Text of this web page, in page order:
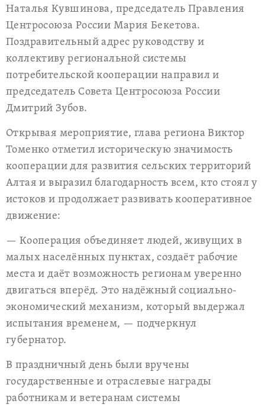
Наталья Кувшинова, председатель Правления
Центросоюза России Мария Бекетова.
Поздравительный адрес руководству и
коллективу региональной системы
потребительской кооперации направил и
председатель Совета Центросоюза России
Дмитрий Зубов.
Открывая мероприятие, глава региона Виктор
Томенко отметил историческую значимость
кооперации для развития сельских территорий
Алтая и выразил благодарность всем, кто стоял у
истоков и продолжает развивать кооперативное
движение:
— Кооперация объединяет людей, живущих в
малых населённых пунктах, создаёт рабочие
места и даёт возможность регионам уверенно
двигаться вперёд. Это надёжный социально-
экономический механизм, который выдержал
испытания временем, — подчеркнул
губернатор.
В праздничный день были вручены
государственные и отраслевые награды
работникам и ветеранам системы